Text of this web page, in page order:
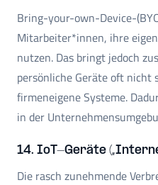
Bring-your-own-Device-
Mitarbeiter*innen, ihre
nutzen. Das bringt jedoch
persönliche Geräte oft nicht
firmeneigene Systeme.
in der
14. IoT-Geräte
Die rasch zunehmende